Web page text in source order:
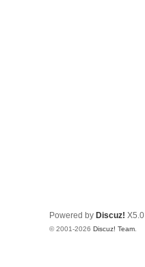
Powered by Discuz! X5.0
© 2001-2026 Discuz! Team